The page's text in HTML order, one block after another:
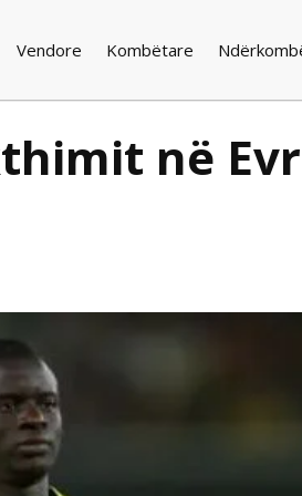
Vendore Kombëtare
në